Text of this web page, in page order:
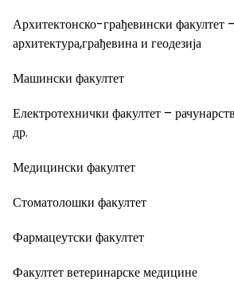
Архитектонско-грађевински факултет –
архитектура,грађевина и геодезија
Машински факултет
Електротехнички факултет –
др.
Медицински факултет
Стоматолошки факултет
Фармацеутски факултет
Факултет ветеринарске медицине